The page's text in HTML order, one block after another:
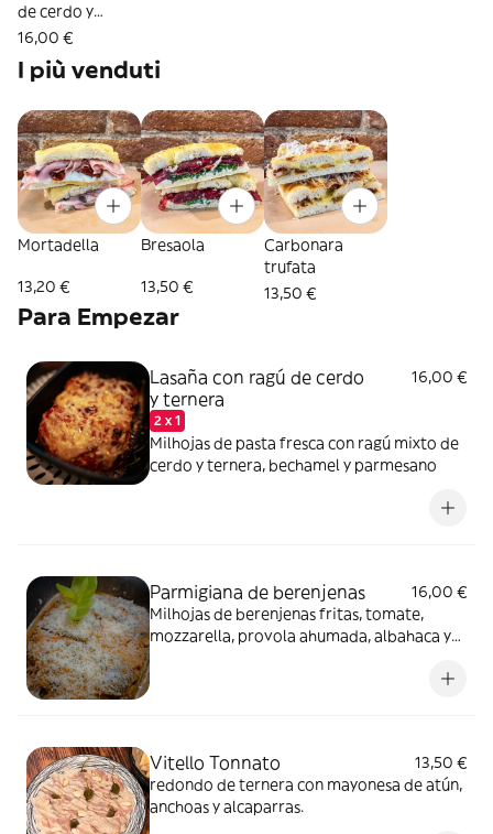
de cerdo y
ternera
16,00 €
I più venduti
Mortadella
13,20 €
Bresaola
13,50 €
Carbonara
trufata
13,50 €
Para Empezar
Lasaña con ragú de cerdo
y ternera
2 x 1
16,00 €
Milhojas de pasta fresca con ragú mixto de
cerdo y ternera, bechamel y parmesano
Parmigiana de berenjenas
16,00 €
Milhojas de berenjenas fritas, tomate,
mozzarella, provola ahumada, albahaca y
Vitello Tonnato
13,50 €
redondo de ternera con mayonesa de atún,
anchoas y alcaparras.